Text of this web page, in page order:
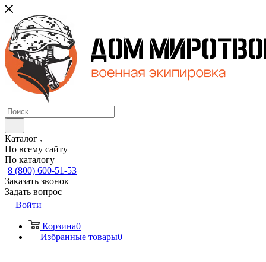
Каталог
По всему сайту
По каталогу
8 (800) 600-51-53
Заказать звонок
Задать вопрос
Войти
Корзина0
Избранные товары0